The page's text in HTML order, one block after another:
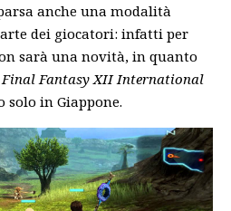
anche una modalità
dei giocatori: infatti per
sarà una novità, in quanto
Final Fantasy XII International
solo in Giappone.